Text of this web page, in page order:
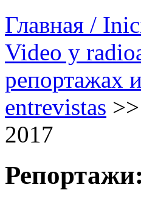
Главная /
Video y
репортажах
entrevistas >>
2017